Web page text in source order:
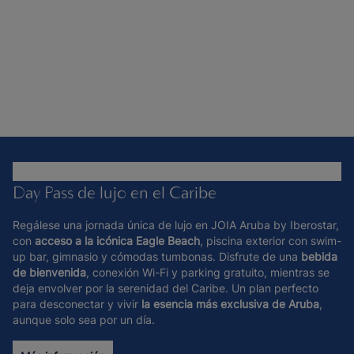
Day Pass de lujo en el Caribe
Regálese una jornada única de lujo en JOIA Aruba by Iberostar,
con acceso a la icónica Eagle Beach, piscina exterior con swim-
up bar, gimnasio y cómodas tumbonas. Disfrute de una bebida
de bienvenida, conexión Wi-Fi y parking gratuito, mientras se
deja envolver por la serenidad del Caribe. Un plan perfecto
para desconectar y vivir la esencia más exclusiva de Aruba,
aunque solo sea por un día.